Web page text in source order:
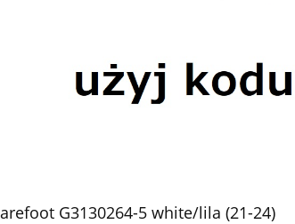
G3130264-5 white/lila (21-24)